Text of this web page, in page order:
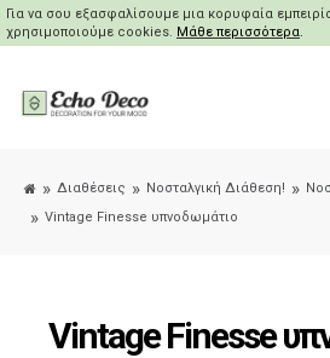
Για να σου εξασφαλίσουμε μια κορυφαία
χρησιμοποιούμε cookies. Μάθε περισσότερα.
Διαθέσεις Νοσταλγική Διάθεση!
Vintage Finesse υπνοδωμάτιο
Vintage Finesse